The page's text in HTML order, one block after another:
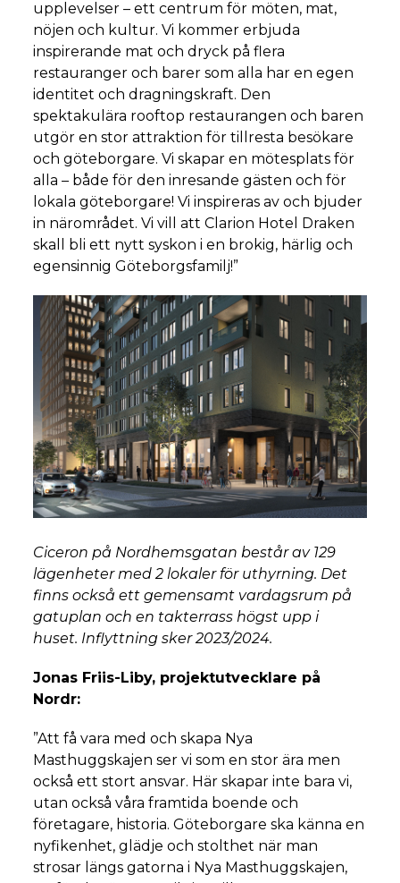
upplevelser – ett centrum för möten, mat,
nöjen och kultur. Vi kommer erbjuda
inspirerande mat och dryck på flera
restauranger och barer som alla har en egen
identitet och dragningskraft. Den
spektakulära rooftop restaurangen och baren
utgör en stor attraktion för tillresta besökare
och göteborgare. Vi skapar en mötesplats för
alla – både för den inresande gästen och för
lokala göteborgare! Vi inspireras av och bjuder
in närområdet. Vi vill att Clarion Hotel Draken
skall bli ett nytt syskon i en brokig, härlig och
egensinnig Göteborgsfamilj!”
Ciceron på Nordhemsgatan består av 129
lägenheter med 2 lokaler för uthyrning. Det
finns också ett gemensamt vardagsrum på
gatuplan och en takterrass högst upp i
huset. Inflyttning sker 2023/2024.
Jonas Friis-Liby, projektutvecklare på
Nordr:
”Att få vara med och skapa Nya
Masthuggskajen ser vi som en stor ära men
också ett stort ansvar. Här skapar inte bara vi,
utan också våra framtida boende och
företagare, historia. Göteborgare ska känna en
nyfikenhet, glädje och stolthet när man
strosar längs gatorna i Nya Masthuggskajen,